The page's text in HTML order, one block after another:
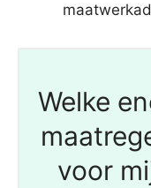
Welke
voor